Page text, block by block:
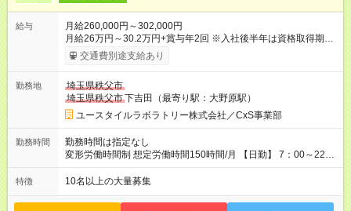
給与
月給260,000円～302,000円
月給26万円～30.2万円+賞与年2回 ※入社後半年は資格取得期間
として研修月給22.9万円～になる場合がございます。 （保有資
格・経験等により変動） 【入社後のモデル月収】 ［入社］ 無
／月収26万円 ［入社3年］ エリアリーダー・介護福祉士／月
収30.2万円 ［入社3年目以降］ ジュニアコーディネー／月収
36.5万円以上 ※経験・能力等を考慮。 【試用期間】試用期間あ
り 試用期間の長さ：2ヶ月 雇用形態、給与は本採用時と同じで
す。
交通費別途支給あり
勤務地
埼玉県秩父市
埼玉県秩父市下吉田（最寄り駅：大野原駅）
ユースタイルラボラトリー株式会社／CxS事業部
勤務時間
勤務時間は指定なし
変形労働時間制 想定労働時間150時間/月 【日勤】 7：00～22：
00の間で7.5時間勤務／休憩1時間 【夜勤】 17：00～翌10：00
の15時間勤務／休憩2時間 ※勤務時間は各施設のシフトによるシ
程度）
特徴 10名以上の大量募集